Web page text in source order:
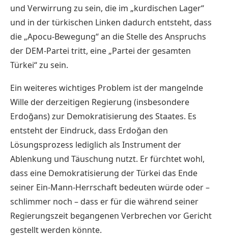
und Verwirrung zu sein, die im „kurdischen Lager“
und in der türkischen Linken dadurch entsteht, dass
die „Apocu-Bewegung“ an die Stelle des Anspruchs
der DEM-Partei tritt, eine „Partei der gesamten
Türkei“ zu sein.
Ein weiteres wichtiges Problem ist der mangelnde
Wille der derzeitigen Regierung (insbesondere
Erdoğans) zur Demokratisierung des Staates. Es
entsteht der Eindruck, dass Erdoğan den
Lösungsprozess lediglich als Instrument der
Ablenkung und Täuschung nutzt. Er fürchtet wohl,
dass eine Demokratisierung der Türkei das Ende
seiner Ein-Mann-Herrschaft bedeuten würde oder –
schlimmer noch – dass er für die während seiner
Regierungszeit begangenen Verbrechen vor Gericht
gestellt werden könnte.